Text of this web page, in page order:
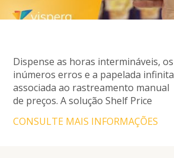
Dispense as horas intermináveis, os
inúmeros erros e a papelada infinita
associada ao rastreamento manual
de preços. A solução Shelf Price
informações sobre tendências e
CONSULTE MAIS INFORMAÇÕES